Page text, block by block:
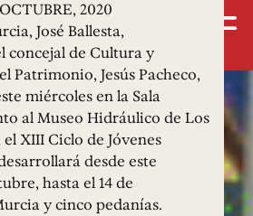
2020
José Ballesta,
concejal de Cultura y
Patrimonio, Jesús Pacheco,
miércoles en la Sala
al Museo Hidráulico de Los
XIII Ciclo de Jóvenes
desde este
hasta el 14 de
y cinco pedanías.